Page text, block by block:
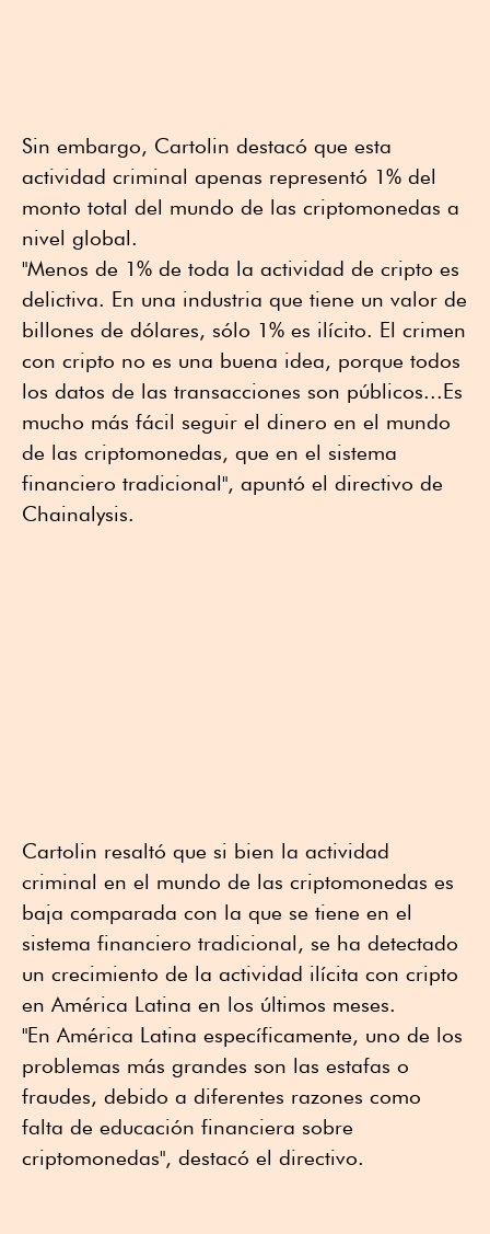
Sin embargo, Cartolin destacó que esta
actividad criminal apenas representó 1% del
monto total del mundo de las criptomonedas a
nivel global.
"Menos de 1% de toda la actividad de cripto es
delictiva. En una industria que tiene un valor de
billones de dólares, sólo 1% es ilícito. El crimen
con cripto no es una buena idea, porque todos
los datos de las transacciones son públicos...Es
mucho más fácil seguir el dinero en el mundo
de las criptomonedas, que en el sistema
financiero tradicional", apuntó el directivo de
Chainalysis.
Cartolin resaltó que si bien la actividad
criminal en el mundo de las criptomonedas es
baja comparada con la que se tiene en el
sistema financiero tradicional, se ha detectado
un crecimiento de la actividad ilícita con cripto
en América Latina en los últimos meses.
"En América Latina específicamente, uno de los
problemas más grandes son las estafas o
fraudes, debido a diferentes razones como
falta de educación financiera sobre
criptomonedas", destacó el directivo.